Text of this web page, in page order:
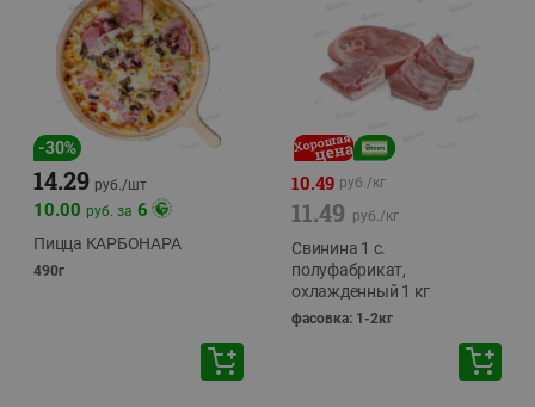
-30%
14.29 руб./шт
10.00 руб. за 6
Пицца КАРБОНАРА
490г
10.49 руб./кг
11.49 руб./кг
Свинина 1 с.
полуфабрикат,
охлажденный 1 кг
фасовка: 1-2кг